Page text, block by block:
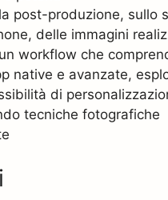
post-produzione, sullo
delle immagini
workflow che
native e avanzate,
di
tecniche fotografiche